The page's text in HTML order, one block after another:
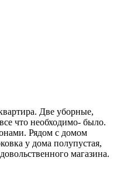
Две уборные,
что необходимо- было.
Рядом с домом
у дома полупустая,
магазина.